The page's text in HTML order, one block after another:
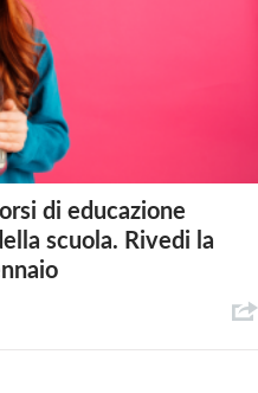
di educazione
scuola. Rivedi la